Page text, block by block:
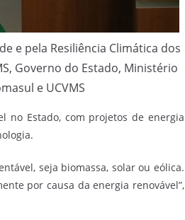
e pela Resiliência Climática dos
Governo do Estado, Ministério
e UCVMS
no Estado, com projetos de energia
seja biomassa, solar ou eólica.
por causa da energia renovável”,